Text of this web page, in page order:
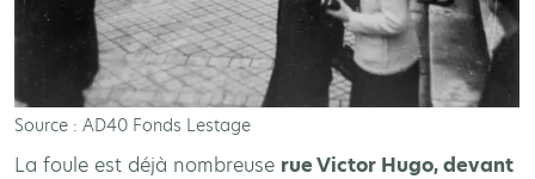
Source : AD40 Fonds Lestage
La foule est déjà nombreuse rue Victor Hugo, devant